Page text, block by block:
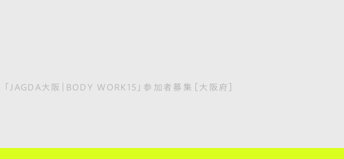
「JAGDA大阪｜BODY WORK15」参加者募集［大阪府］